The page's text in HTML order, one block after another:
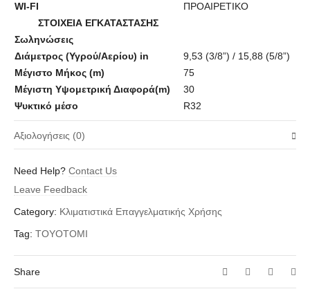
WI-FI
ΠΡΟΑΙΡΕΤΙΚΟ
ΣΤΟΙΧΕΙΑ ΕΓΚΑΤΑΣΤΑΣΗΣ
Σωληνώσεις
Διάμετρος (Υγρού/Αερίου) in
9,53 (3/8”) / 15,88 (5/8”)
Μέγιστο Μήκος (m)
75
Μέγιστη Υψομετρική Διαφορά(m)
30
Ψυκτικό μέσο
R32
Αξιολογήσεις (0)
Δώστε πρώτος μία αξιολόγηση “Toyotomi CFT140IUINVR32 /
48.000Btu”
Η ηλ. διεύθυνση σας δεν δημοσιεύεται.
Η Αξιολόγησή Σας
*
Need Help? Contact Us
Leave Feedback
Category: Κλιματιστικά Επαγγελματικής Χρήσης
Tag: TOYOTOMI
Share